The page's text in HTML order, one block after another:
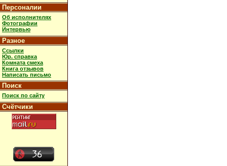
Персоналии
Об исполнителях
Фотографии
Интервью
Разное
Ссылки
Юр. справка
Комната смеха
Книга отзывов
Написать письмо
Поиск
Поиск по сайту
Счётчики